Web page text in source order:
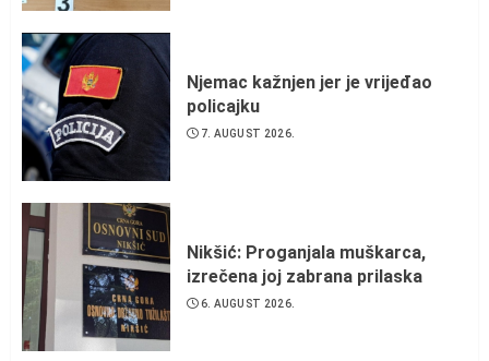
Njemac kažnjen jer je vrijeđao
policajku
7. AUGUST 2026.
Nikšić: Proganjala muškarca,
izrečena joj zabrana prilaska
6. AUGUST 2026.